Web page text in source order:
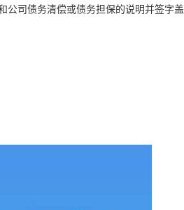
公司债务清偿或债务担保的说明并签字盖